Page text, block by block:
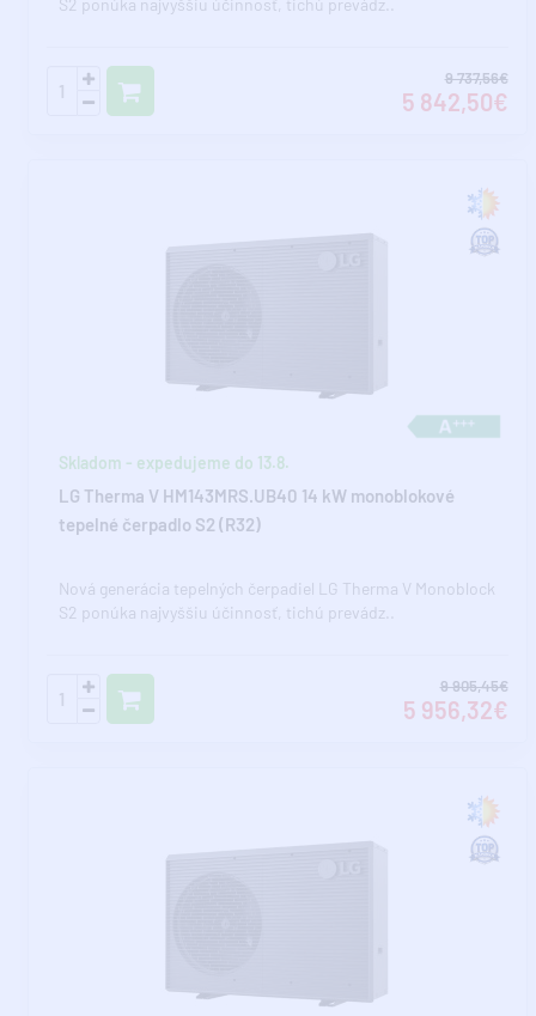
S2 ponúka najvyššiu účinnosť, tichú prevádz..
9 737,56€
5 842,50€
Skladom - expedujeme do 13.8.
LG Therma V HM143MRS.UB40 14 kW monoblokové
tepelné čerpadlo S2 (R32)
Nová generácia tepelných čerpadiel LG Therma V Monoblock
S2 ponúka najvyššiu účinnosť, tichú prevádz..
9 905,45€
5 956,32€